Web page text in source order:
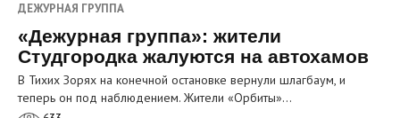
ДЕЖУРНАЯ ГРУППА
«Дежурная группа»: жители
Студгородка жалуются на автохамов
В Тихих Зорях на конечной остановке вернули шлагбаум, и
теперь он под наблюдением. Жители «Орбиты»…